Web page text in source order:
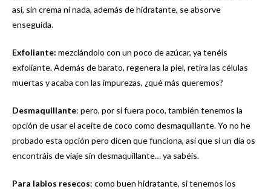
así, sin crema ni nada, además de hidratante, se absorve
enseguida.
Exfoliante: mezclándolo con un poco de azúcar, ya tenéis
exfoliante. Además de barato, regenera la piel, retira las células
muertas y acaba con las impurezas, ¿qué más queremos?
Desmaquillante: pero, por si fuera poco, también tenemos la
opción de usar el aceite de coco como desmaquillante. Yo no he
probado esta opción pero dicen que funciona, así que si un día os
encontráis de viaje sin desmaquillante… ya sabéis.
Para labios resecos: como buen hidratante, si tenemos los